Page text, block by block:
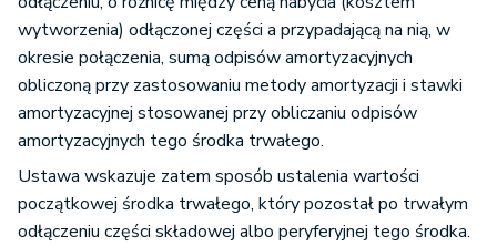
wytworzenia) odłączonej części a przypadającą na nią, w
okresie połączenia, sumą odpisów amortyzacyjnych
obliczoną przy zastosowaniu metody amortyzacji i stawki
amortyzacyjnej stosowanej przy obliczaniu odpisów
amortyzacyjnych tego środka trwałego.
Ustawa wskazuje zatem sposób ustalenia wartości
początkowej środka trwałego, który pozostał po trwałym
odłączeniu części składowej albo peryferyjnej tego środka.